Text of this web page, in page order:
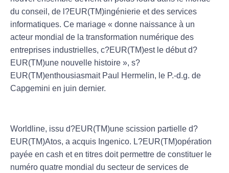
du conseil, de l?EUR(TM)ingénierie et des services
informatiques. Ce mariage « donne naissance à un
acteur mondial de la transformation numérique des
entreprises industrielles, c?EUR(TM)est le début d?
EUR(TM)une nouvelle histoire », s?
EUR(TM)enthousiasmait Paul Hermelin, le P.-d.g. de
Capgemini en juin dernier.
Worldline, issu d?EUR(TM)une scission partielle d?
EUR(TM)Atos, a acquis Ingenico. L?EUR(TM)opération
payée en cash et en titres doit permettre de constituer le
numéro quatre mondial du secteur de services de